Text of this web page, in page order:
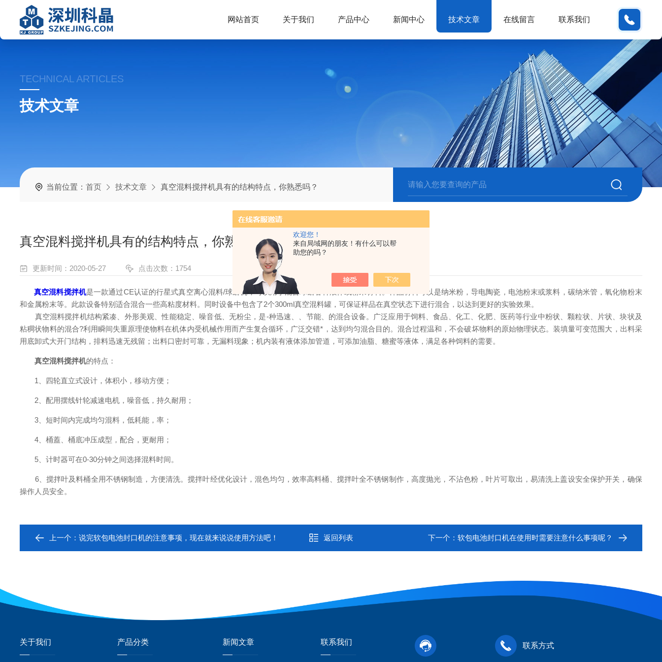
欢迎您！
来自局域网的朋友！有什么可以帮
助您的吗？
网站首页 关于我们 产品中心 新闻中心 技术文章 在线留言 联系我们
TECHNICAL ARTICLES
技术文章
当前位置：首页 技术文章 真空混料搅拌机具有的结构特点，你熟悉吗？
真空混料搅拌机具有的结构特点，你熟悉吗？
更新时间：2020-05-27 点击次数：1754
真空混料搅拌机是一款通过CE认证的行星式真空离心混料/球磨机，可以用于混合球磨各种液体或粉末材料。样品材料可以是纳米粉，导电陶瓷，电池粉末或浆料，碳纳米管，氧化物粉末
和金属粉末等。此款设备特别适合混合一些高粘度材料。同时设备中包含了2个300ml真空混料罐，可保证样品在真空状态下进行混合，以达到更好的实验效果。
真空混料搅拌机结构紧凑、外形美观、性能稳定、噪音低、无粉尘，是-种迅速、、节能、的混合设备。广泛应用于饲料、食品、化工、化肥、医药等行业中粉状、颗粒状、片状、块状及
粘稠状物料的混合?利用瞬间失重原理使物料在机体内受机械作用而产生复合循环，广泛交错*，达到均匀混合目的。混合过程温和，不会破坏物料的原始物理状态。装填量可变范围大，出料采
用底卸式大开门结构，排料迅速无残留；出料口密封可靠，无漏料现象；机内装有液体添加管道，可添加油脂、糖蜜等液体，满足各种饲料的需要。
真空混料搅拌机的特点：
1、四轮直立式设计，体积小，移动方便；
2、配用摆线针轮减速电机，噪音低，持久耐用；
3、短时间内完成均匀混料，低耗能，率；
4、桶蓋、桶底冲压成型，配合，更耐用；
5、计时器可在0-30分钟之间选择混料时间。
6、搅拌叶及料桶全用不锈钢制造，方便清洗。搅拌叶经优化设计，混色均匀，效率高料桶、搅拌叶全不锈钢制作，高度抛光，不沾色粉，叶片可取出，易清洗上盖设安全保护开关，确保
操作人员安全。
上一个：说完软包电池封口机的注意事项，现在就来说说使用方法吧！ 返回列表 下一个： 软包电池封口机在使用时需要注意什么事项呢？
关于我们 产品分类 新闻文章 联系我们 联系方式